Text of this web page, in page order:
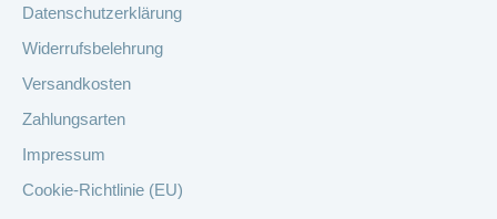
Datenschutzerklärung
Widerrufsbelehrung
Versandkosten
Zahlungsarten
Impressum
Cookie-Richtlinie (EU)